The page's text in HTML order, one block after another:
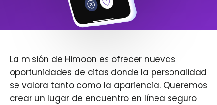
La misión de Himoon es ofrecer nuevas
oportunidades de citas donde la personalidad
se valora tanto como la apariencia. Queremos
crear un lugar de encuentro en línea seguro